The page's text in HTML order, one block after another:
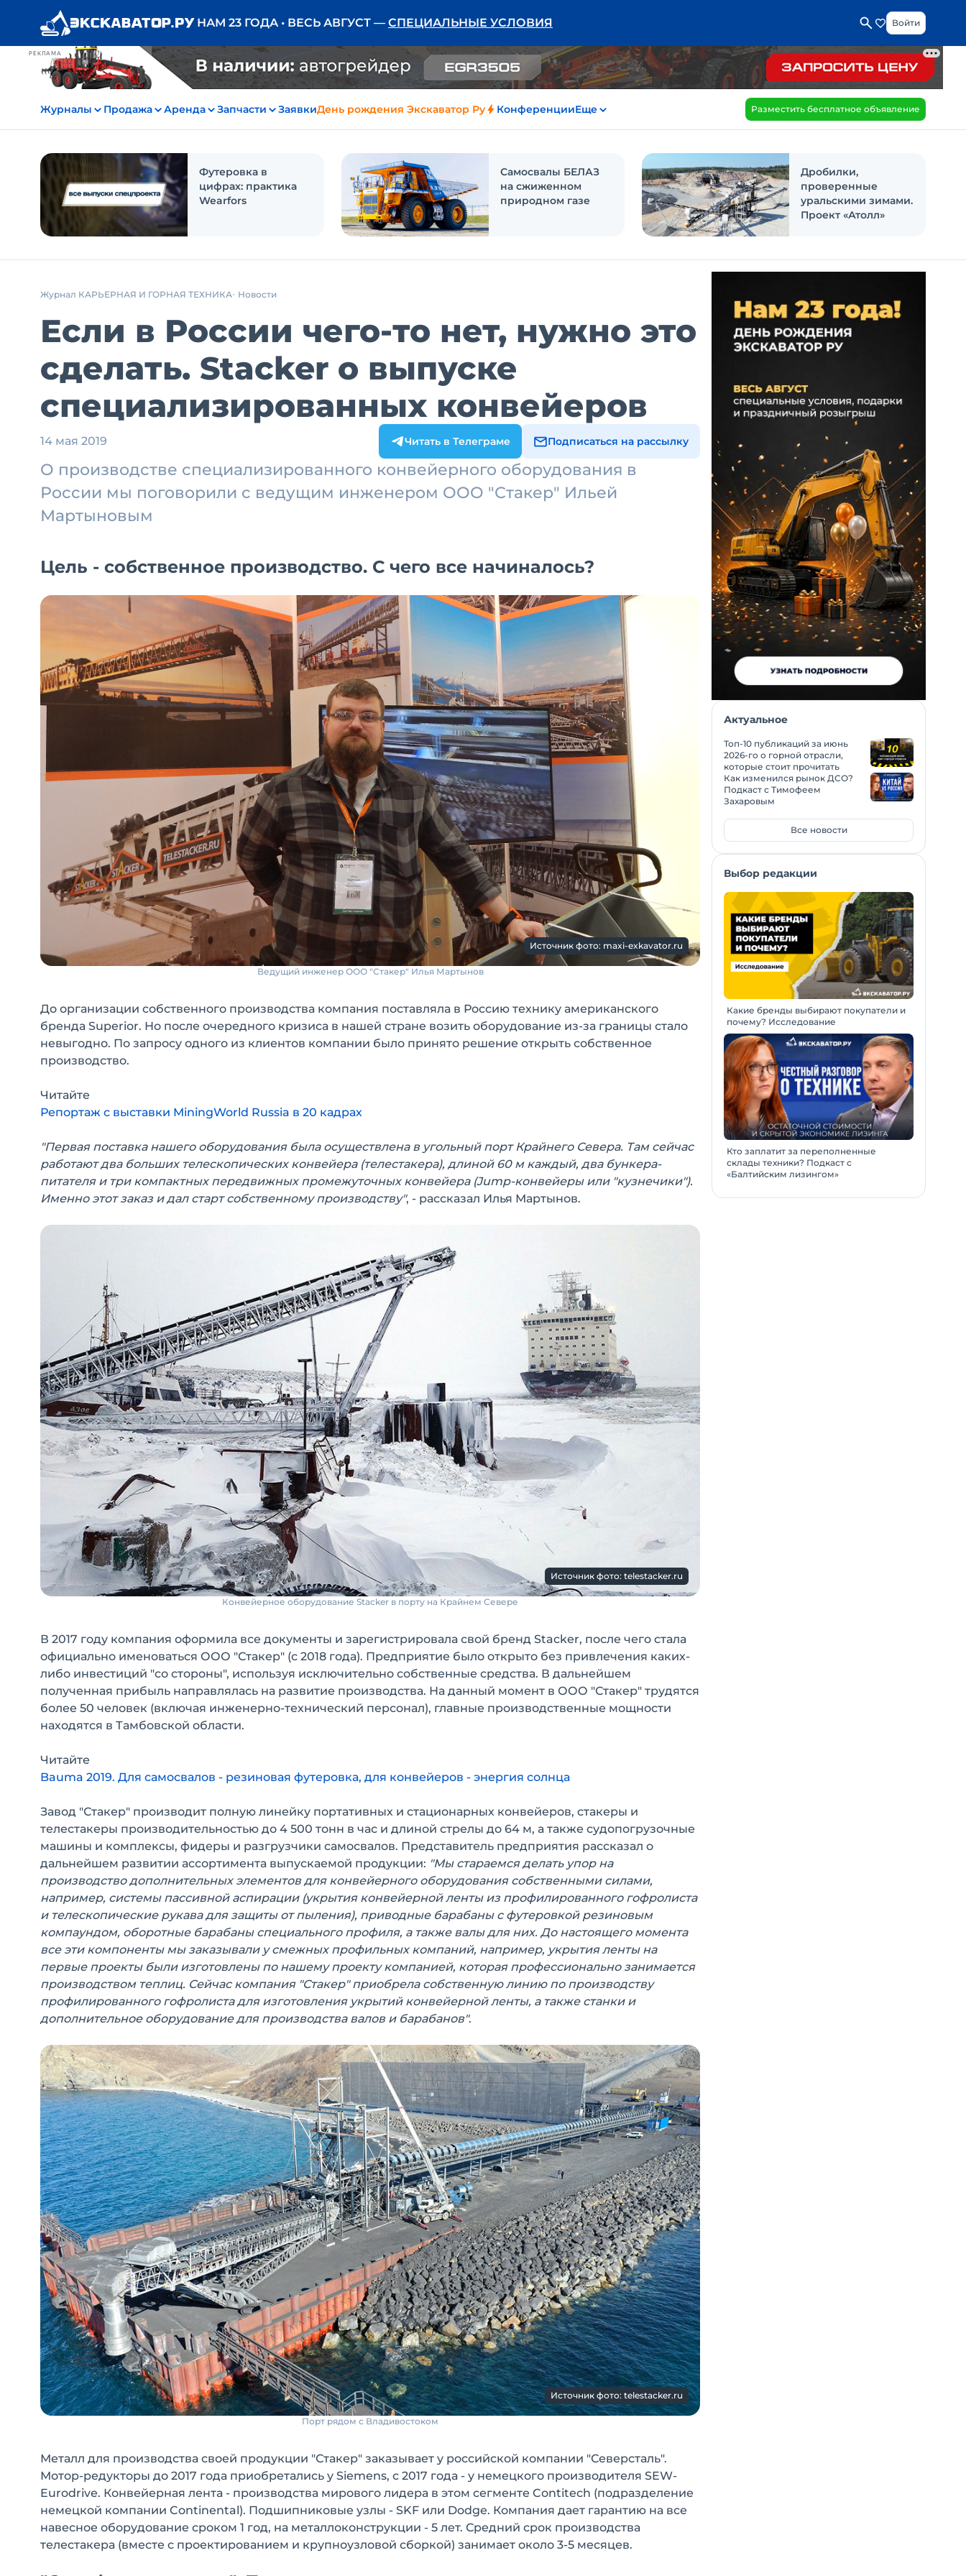
РЕКЛАМА
НАМ 23 ГОДА • ВЕСЬ АВГУСТ — СПЕЦИАЛЬНЫЕ УСЛОВИЯ Войти
Журналы Продажа Аренда Запчасти ЗаявкиДень рождения Экскаватор Ру КонференцииЕще Разместить бесплатное объявление
Футеровка в
цифрах: практика
Wearfors
Самосвалы БЕЛАЗ
на сжиженном
природном газе
Дробилки,
проверенные
уральскими зимами.
Проект «Атолл»
Журнал КАРЬЕРНАЯ И ГОРНАЯ ТЕХНИКА Новости
Если в России чего-то нет, нужно это
сделать. Stacker о выпуске
специализированных конвейеров
14 мая 2019 Читать в Телеграме Подписаться на рассылку
О производстве специализированного конвейерного оборудования в
России мы поговорили с ведущим инженером ООО "Стакер" Ильей
Мартыновым
Цель - собственное производство. С чего все начиналось?
Источник фото: maxi-exkavator.ru
Ведущий инженер ООО "Стакер" Илья Мартынов
До организации собственного производства компания поставляла в Россию технику американского
бренда Superior. Но после очередного кризиса в нашей стране возить оборудование из-за границы стало
невыгодно. По запросу одного из клиентов компании было принято решение открыть собственное
производство.
Читайте
Репортаж с выставки MiningWorld Russia в 20 кадрах
"Первая поставка нашего оборудования была осуществлена в угольный порт Крайнего Севера. Там сейчас
работают два больших телескопических конвейера (телестакера), длиной 60 м каждый, два бункера-
питателя и три компактных передвижных промежуточных конвейера (Jump-конвейеры или "кузнечики").
Именно этот заказ и дал старт собственному производству", - рассказал Илья Мартынов.
Источник фото: telestacker.ru
Конвейерное оборудование Stacker в порту на Крайнем Севере
В 2017 году компания оформила все документы и зарегистрировала свой бренд Stacker, после чего стала
официально именоваться ООО "Стакер" (с 2018 года). Предприятие было открыто без привлечения каких-
либо инвестиций "со стороны", используя исключительно собственные средства. В дальнейшем
полученная прибыль направлялась на развитие производства. На данный момент в ООО "Стакер" трудятся
более 50 человек (включая инженерно-технический персонал), главные производственные мощности
находятся в Тамбовской области.
Читайте
Bauma 2019. Для самосвалов - резиновая футеровка, для конвейеров - энергия солнца
Завод "Стакер" производит полную линейку портативных и стационарных конвейеров, стакеры и
телестакеры производительностью до 4 500 тонн в час и длиной стрелы до 64 м, а также судопогрузочные
машины и комплексы, фидеры и разгрузчики самосвалов. Представитель предприятия рассказал о
дальнейшем развитии ассортимента выпускаемой продукции: "Мы стараемся делать упор на
производство дополнительных элементов для конвейерного оборудования собственными силами,
например, системы пассивной аспирации (укрытия конвейерной ленты из профилированного гофролиста
и телескопические рукава для защиты от пыления), приводные барабаны с футеровкой резиновым
компаундом, оборотные барабаны специального профиля, а также валы для них. До настоящего момента
все эти компоненты мы заказывали у смежных профильных компаний, например, укрытия ленты на
первые проекты были изготовлены по нашему проекту компанией, которая профессионально занимается
производством теплиц. Сейчас компания "Стакер" приобрела собственную линию по производству
профилированного гофролиста для изготовления укрытий конвейерной ленты, а также станки и
дополнительное оборудование для производства валов и барабанов".
Источник фото: telestacker.ru
Порт рядом с Владивостоком
Металл для производства своей продукции "Стакер" заказывает у российской компании "Северсталь".
Мотор-редукторы до 2017 года приобретались у Siemens, с 2017 года - у немецкого производителя SEW-
Eurodrive. Конвейерная лента - производства мирового лидера в этом сегменте Contitech (подразделение
немецкой компании Continental). Подшипниковые узлы - SKF или Dodge. Компания дает гарантию на все
навесное оборудование сроком 1 год, на металлоконструкции - 5 лет. Средний срок производства
телестакера (вместе с проектированием и крупноузловой сборкой) занимает около 3-5 месяцев.
Актуальное
Топ-10 публикаций за июнь
2026-го о горной отрасли,
которые стоит прочитать
Как изменился рынок ДСО?
Подкаст с Тимофеем
Захаровым
Все новости
Выбор редакции
Какие бренды выбирают покупатели и
почему? Исследование
Кто заплатит за переполненные
склады техники? Подкаст с
«Балтийским лизингом»